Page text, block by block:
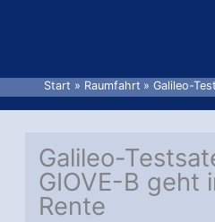
Start Raumfahrt Galileo-
Galileo-
GIOVE-B geht
Rente